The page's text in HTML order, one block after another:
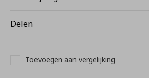
Delen
Toevoegen aan vergelijking